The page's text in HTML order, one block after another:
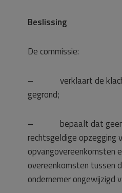
Beslissing
De commissie:
– verklaart de klacht
gegrond;
– bepaalt dat geen
rechtsgeldige opzegging
opvangovereenkomsten
overeenkomsten tussen
ondernemer ongewijzigd